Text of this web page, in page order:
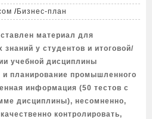
/Бизнес-план
материал для
знаний у студентов и итоговой/
учебной дисциплины
и планирование промышленного
информация (50 тестов с
дисциплины), несомненно,
контролировать,